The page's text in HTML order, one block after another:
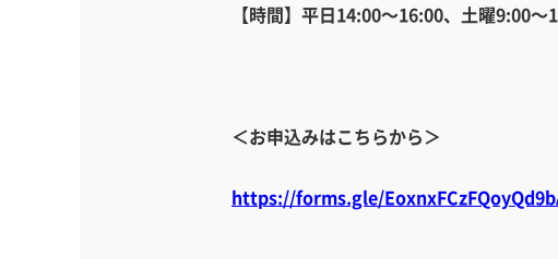
【時間】平日14:00～16:00、土曜9:00
＜お申込みはこちらから＞
https://forms.gle/